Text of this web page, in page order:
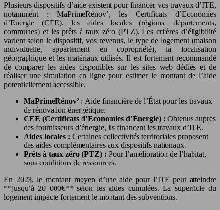
Plusieurs dispositifs d’aide existent pour financer vos travaux d’ITE,
notamment : MaPrimeRénov’, les Certificats d’Economies
d’Energie (CEE), les aides locales (régions, départements,
communes) et les prêts à taux zéro (PTZ). Les critères d’éligibilité
varient selon le dispositif, vos revenus, le type de logement (maison
individuelle, appartement en copropriété), la localisation
géographique et les matériaux utilisés. Il est fortement recommandé
de comparer les aides disponibles sur les sites web dédiés et de
réaliser une simulation en ligne pour estimer le montant de l’aide
potentiellement accessible.
MaPrimeRénov’ : Aide financière de l’État pour les travaux
de rénovation énergétique.
CEE (Certificats d’Economies d’Énergie) : Obtenus auprès
des fournisseurs d’énergie, ils financent les travaux d’ITE.
Aides locales : Certaines collectivités territoriales proposent
des aides complémentaires aux dispositifs nationaux.
Prêts à taux zéro (PTZ) : Pour l’amélioration de l’habitat,
sous conditions de ressources.
En 2023, le montant moyen d’une aide pour l’ITE peut atteindre
**jusqu’à 20 000€** selon les aides cumulées. La superficie du
logement impacte fortement le montant des subventions.